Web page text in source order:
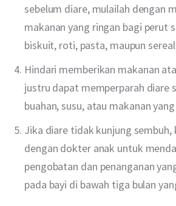
sebelum diare, mulailah dengan
makanan yang ringan bagi perut
biskuit, roti, pasta, maupun
Hindari memberikan makanan
justru dapat memperparah diare
buahan, susu, atau makanan
Jika diare tidak kunjung sembuh,
dengan dokter anak untuk
pengobatan dan penanganan
pada bayi di bawah tiga bulan